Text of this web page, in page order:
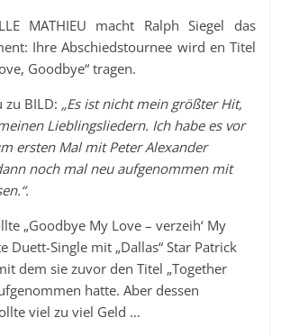
MATHIEU macht Ralph Siegel das
Ihre Abschiedstournee wird en Titel
Goodbye“ tragen.
BILD: „Es ist nicht mein größter Hit,
Lieblingsliedern. Ich habe es vor
ersten Mal mit Peter Alexander
noch mal neu aufgenommen mit
„Goodbye My Love – verzeih‘ My
Duett-Single mit „Dallas“ Star Patrick
dem sie zuvor den Titel „Together
hatte. Aber dessen
viel zu viel Geld …